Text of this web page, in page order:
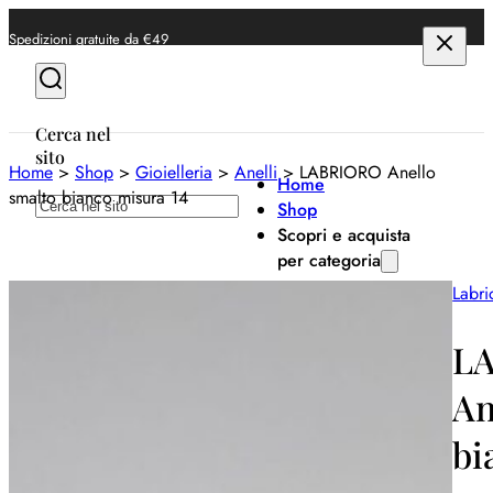
Spedizioni gratuite da €49
Cerca nel
sito
Cerca
Home
Shop
Scopri e acquista
per categoria
Home> Shop > Gioielleria > Anelli> LABRIORO Anello
smalto bianco misura 14